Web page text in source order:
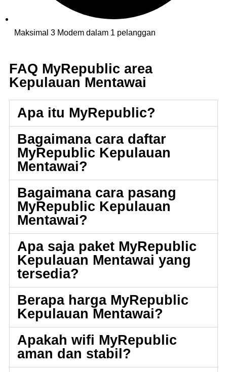
Maksimal 3 Modem dalam 1 pelanggan
FAQ MyRepublic area
Kepulauan Mentawai
Apa itu MyRepublic?
Bagaimana cara daftar
MyRepublic Kepulauan
Mentawai?
Bagaimana cara pasang
MyRepublic Kepulauan
Mentawai?
Apa saja paket MyRepublic
Kepulauan Mentawai yang
tersedia?
Berapa harga MyRepublic
Kepulauan Mentawai?
Apakah wifi MyRepublic
aman dan stabil?